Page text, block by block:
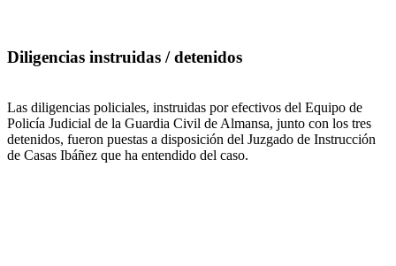
Diligencias instruidas / detenidos
Las diligencias policiales, instruidas por efectivos del Equipo de
Policía Judicial de la Guardia Civil de Almansa, junto con los tres
detenidos, fueron puestas a disposición del Juzgado de Instrucción
de Casas Ibáñez que ha entendido del caso.